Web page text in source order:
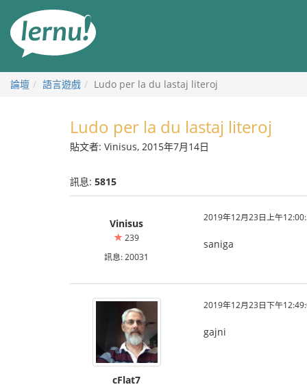
論壇 語言遊戲 Ludo per la du lastaj literoj
Ludo per la du lastaj literoj
貼文者: Vinisus, 2015年7月14日
訊息: 5815
Vinisus
239
訊息: 20031
2019年12月23日上午
saniga
cFlat7
2019年12月23日下午
gajni